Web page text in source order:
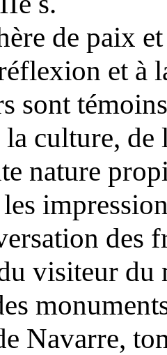
de paix
et à
sont
culture, de
nature
des
visiteur du
Navarre,